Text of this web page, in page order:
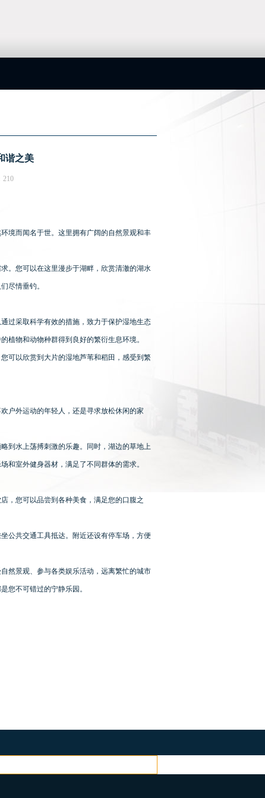
群 > 深圳平湖98场，领略自然与放松的和谐之美
谐之美
210
境而闻名于世。这里拥有广阔的自然景观和丰
。您可以在这里漫步于湖畔，欣赏清澈的湖水
尽情垂钓。
过采取科学有效的措施，致力于保护湿地生态
植物和动物种群得到良好的繁衍生息环境。
可以欣赏到大片的湿地芦苇和稻田，感受到繁
户外运动的年轻人，还是寻求放松休闲的家
到水上荡搏刺激的乐趣。同时，湖边的草地上
和室外健身器材，满足了不同群体的需求。
，您可以品尝到各种美食，满足您的口腹之
公共交通工具抵达。附近还设有停车场，方便
然景观、参与各类娱乐活动，远离繁忙的城市
您不可错过的宁静乐园。